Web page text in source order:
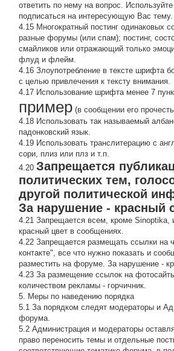
ответить по нему на вопрос.
подписаться на интересующую Вас тему.
4.15 Многократный постинг одинаковых
разные форумы (или спам); постинг,
смайликов или отражающий только
флуд и флейм.
4.16 Злоупотребление в тексте шрифта
с целью привлечения к тексту внимания.
4.17 Использование шрифта менее 7
пример (в сообщении его
4.18 Использовать так называемый
падонковский язык.
4.19 Использовать транслитерацию с
сори, плиз или плз и т.п.
4.20Запрещается
политических тем,
другой политической
За нарушение - красный
4.21 Запрещается всем, кроме Sinoptika,
красный цвет в сообщениях.
4.22 Запрещается размещать ссылки на
контакте", все что нужно показать и
разместить на форуме. За нарушение -
4.23 За размещение ссылок на
количеством рекламы - горчичник.
5. Меры по наведению порядка
5.1 За порядком следят модераторы и
форума.
5.2 Администрация и модераторы
право переносить темы и отдельные